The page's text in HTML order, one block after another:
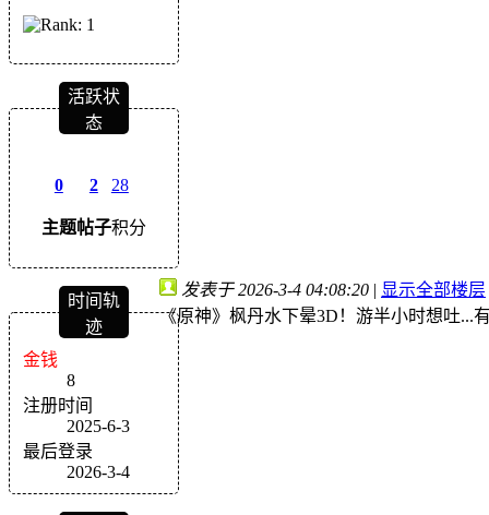
活跃状
态
0
主题
2
帖子
28
积分
时间轨
迹
金钱
8
注册时间
2025-6-3
最后登录
2026-3-4
发表于 2026-3-4 04:08:20 | 显示全部楼层
《原神》枫丹水下晕3D！游半小时想吐...